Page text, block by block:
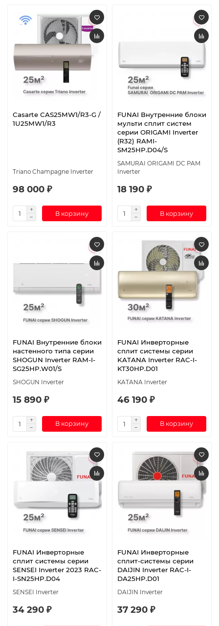
Casarte СAS25MW1/R3-G /
1U25MW1/R3
Triano Champagne Inverter
98 000 ₽
В корзину
FUNAI Внутренние блоки
мульти сплит систем
серии ORIGAMI Inverter
(R32) RAMI-
SM25HP.D04/S
SAMURAI ORIGAMI DC PAM
Inverter
18 190 ₽
В корзину
FUNAI Внутренние блоки
настенного типа серии
SHOGUN Inverter RAM-I-
SG25HP.W01/S
SHOGUN Inverter
15 890 ₽
В корзину
FUNAI Инверторные
сплит системы серии
KATANA Inverter RAC-I-
KT30HP.D01
KATANA Inverter
46 190 ₽
В корзину
FUNAI Инверторные
сплит системы серии
SENSEI Inverter 2023 RAC-
I-SN25HP.D04
SENSEI Inverter
34 290 ₽
FUNAI Инверторные
сплит-системы серии
DAIJIN Inverter RAC-I-
DA25HP.D01
DAIJIN Inverter
37 290 ₽